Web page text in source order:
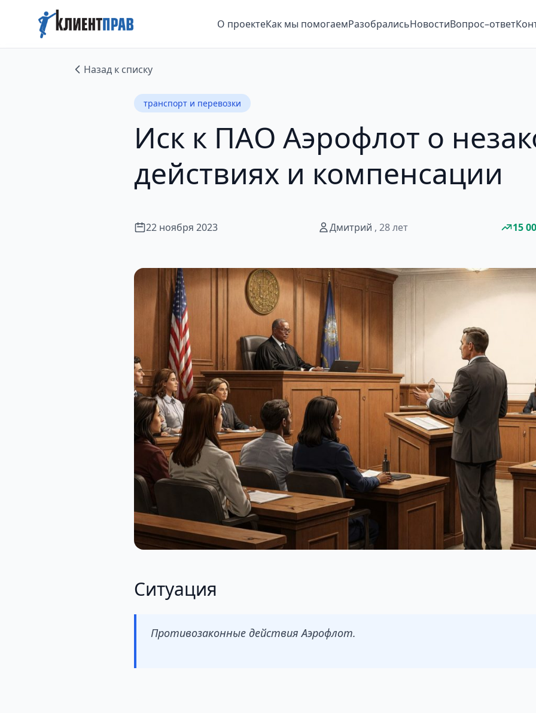
О проектеКак мы помогаемРазобралисьНовостиВопрос–ответ
Назад к списку
транспорт и перевозки
Иск к ПАО Аэрофлот о
действиях и компенсации
22 ноября 2023 Дмитрий , 28 лет 15
Ситуация
Противозаконные действия Аэрофлот.